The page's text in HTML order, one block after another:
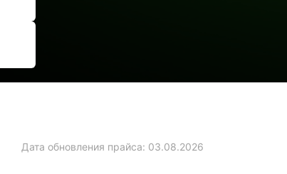
Дата обновления прайса: 03.08.2026